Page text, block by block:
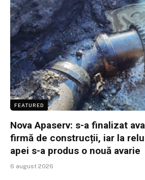
FEATURED
Nova Apaserv: s-a finalizat
firmă de construcții, iar la
apei s-a produs o nouă avarie
6 august 2026